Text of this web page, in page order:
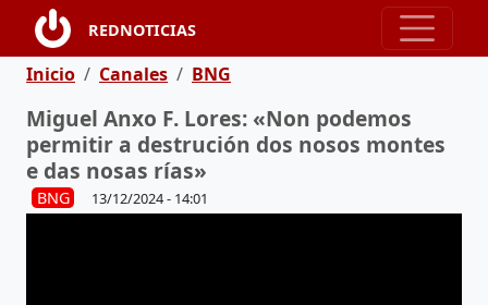
Pasar al contenido principal
REDNOTICIAS
Ruta de navegación
Inicio Canales BNG
Miguel Anxo F. Lores: «Non podemos
permitir a destrución dos nosos montes
e das nosas rías»
BNG 13/12/2024 - 14:01